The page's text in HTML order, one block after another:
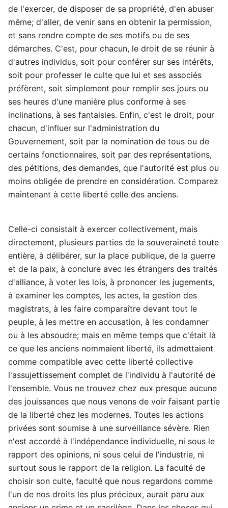
de l'exercer, de disposer de sa propriété, d'en abuser
même; d'aller, de venir sans en obtenir la permission,
et sans rendre compte de ses motifs ou de ses
démarches. C'est, pour chacun, le droit de se réunir à
d'autres individus, soit pour conférer sur ses intérêts,
soit pour professer le culte que lui et ses associés
préfèrent, soit simplement pour remplir ses jours ou
ses heures d'une manière plus conforme à ses
inclinations, à ses fantaisies. Enfin, c'est le droit, pour
chacun, d'influer sur l'administration du
Gouvernement, soit par la nomination de tous ou de
certains fonctionnaires, soit par des représentations,
des pétitions, des demandes, que l'autorité est plus ou
moins obligée de prendre en considération. Comparez
maintenant à cette liberté celle des anciens.
Celle-ci consistait à exercer collectivement, mais
directement, plusieurs parties de la souveraineté toute
entière, à délibérer, sur la place publique, de la guerre
et de la paix, à conclure avec les étrangers des traités
d'alliance, à voter les lois, à prononcer les jugements,
à examiner les comptes, les actes, la gestion des
magistrats, à les faire comparaître devant tout le
peuple, à les mettre en accusation, à les condamner
ou à les absoudre; mais en même temps que c'était là
ce que les anciens nommaient liberté, ils admettaient
comme compatible avec cette liberté collective
l'assujettissement complet de l'individu à l'autorité de
l'ensemble. Vous ne trouvez chez eux presque aucune
des jouissances que nous venons de voir faisant partie
de la liberté chez les modernes. Toutes les actions
privées sont soumise à une surveillance sévère. Rien
n'est accordé à l'indépendance individuelle, ni sous le
rapport des opinions, ni sous celui de l'industrie, ni
surtout sous le rapport de la religion. La faculté de
choisir son culte, faculté que nous regardons comme
l'un de nos droits les plus précieux, aurait paru aux